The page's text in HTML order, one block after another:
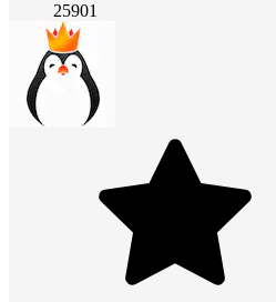
25901